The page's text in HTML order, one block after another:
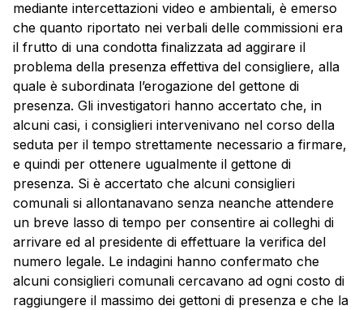
mediante intercettazioni video e ambientali, è emerso
che quanto riportato nei verbali delle commissioni era
il frutto di una condotta finalizzata ad aggirare il
problema della presenza effettiva del consigliere, alla
quale è subordinata l’erogazione del gettone di
presenza. Gli investigatori hanno accertato che, in
alcuni casi, i consiglieri intervenivano nel corso della
seduta per il tempo strettamente necessario a firmare,
e quindi per ottenere ugualmente il gettone di
presenza. Si è accertato che alcuni consiglieri
comunali si allontanavano senza neanche attendere
un breve lasso di tempo per consentire ai colleghi di
arrivare ed al presidente di effettuare la verifica del
numero legale. Le indagini hanno confermato che
alcuni consiglieri comunali cercavano ad ogni costo di
raggiungere il massimo dei gettoni di presenza e che la